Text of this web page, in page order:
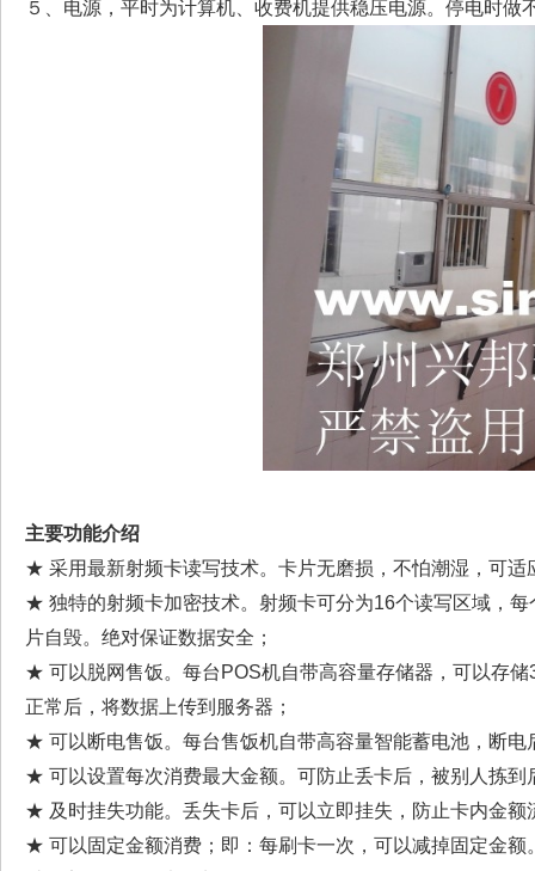
５、电源，平时为计算机、收费机提供稳压电源。停电时做
主要功能介绍
★ 采用最新射频卡读写技术。卡片无磨损，不怕潮湿，可适
★ 独特的射频卡加密技术。射频卡可分为16个读写区域，
片自毁。绝对保证数据安全；
★ 可以脱网售饭。每台POS机自带高容量存储器，可以存
正常后，将数据上传到服务器；
★ 可以断电售饭。每台售饭机自带高容量智能蓄电池，断
★ 可以设置每次消费最大金额。可防止丢卡后，被别人拣到
★ 及时挂失功能。丢失卡后，可以立即挂失，防止卡内金额
★ 可以固定金额消费；即：每刷卡一次，可以减掉固定金